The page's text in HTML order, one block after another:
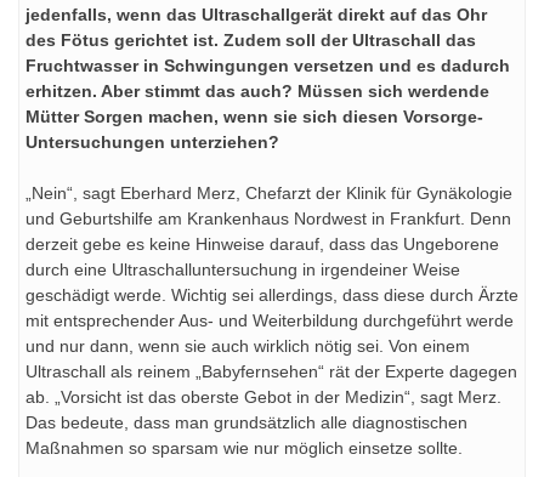
jedenfalls, wenn das Ultraschallgerät direkt auf das Ohr
des Fötus gerichtet ist. Zudem soll der Ultraschall das
Fruchtwasser in Schwingungen versetzen und es dadurch
erhitzen. Aber stimmt das auch? Müssen sich werdende
Mütter Sorgen machen, wenn sie sich diesen Vorsorge-
Untersuchungen unterziehen?
„Nein“, sagt Eberhard Merz, Chefarzt der Klinik für Gynäkologie
und Geburtshilfe am Krankenhaus Nordwest in Frankfurt. Denn
derzeit gebe es keine Hinweise darauf, dass das Ungeborene
durch eine Ultraschalluntersuchung in irgendeiner Weise
geschädigt werde. Wichtig sei allerdings, dass diese durch Ärzte
mit entsprechender Aus- und Weiterbildung durchgeführt werde
und nur dann, wenn sie auch wirklich nötig sei. Von einem
Ultraschall als reinem „Babyfernsehen“ rät der Experte dagegen
ab. „Vorsicht ist das oberste Gebot in der Medizin“, sagt Merz.
Das bedeute, dass man grundsätzlich alle diagnostischen
Maßnahmen so sparsam wie nur möglich einsetze sollte.